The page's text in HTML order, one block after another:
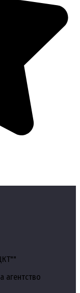
агентство